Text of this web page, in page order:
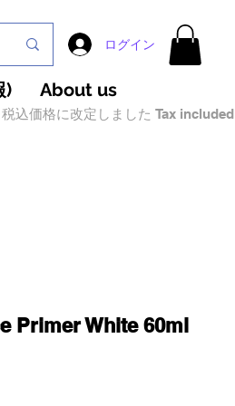
ログイン
) About us
込価格に改定しました Tax included
Primer White 60ml